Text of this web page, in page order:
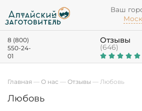
Ваш
8 (800)
550-24-
01
Отзывы
(646)
Главная — О нас — Отзывы — Любовь
Любовь